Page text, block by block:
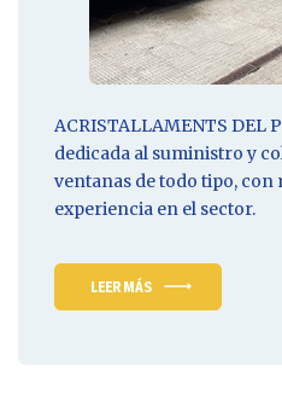
ACRISTALLAMENTS DEL
dedicada al suministro y
ventanas de todo tipo, con
experiencia en el sector.
LEER MÁS